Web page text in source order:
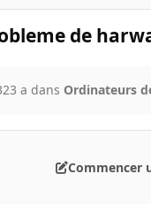
de
23 a dans Ordinateurs
Commencer